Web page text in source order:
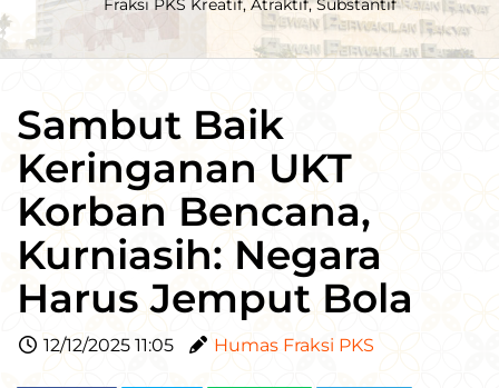
Fraksi PKS Kreatif, Atraktif, Substantif
Sambut Baik
Keringanan UKT
Korban Bencana,
Kurniasih: Negara
Harus Jemput Bola
12/12/2025 11:05 Humas Fraksi PKS